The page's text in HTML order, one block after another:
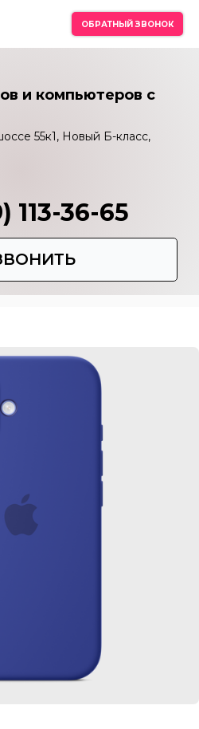
ОБРАТНЫЙ ЗВОНОК
113-36-65
и компьютеров с
55к1, Новый Б-класс,